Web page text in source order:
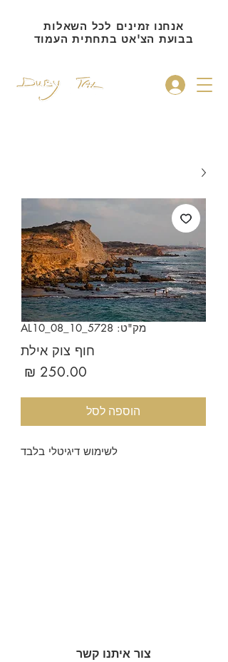
אנחנו זמינים לכל השאלות
בבועת הצ'אט בתחתית העמוד
מק"ט: AL10_08_10_5728
חוף צוק אילת
הוספה לסל
לשימוש דיגיטלי בלבד
צור איתנו קשר